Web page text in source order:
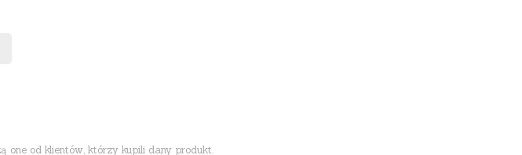
od klientów, którzy kupili dany produkt.